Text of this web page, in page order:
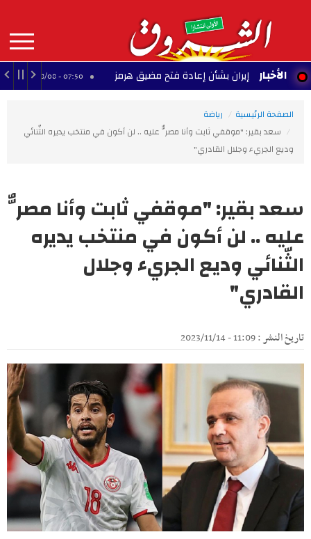
contenu
principal
MAIN
NAVIGATION الأخبار
مع إيران بشأن إعادة فتح مضيق هرمز 07:50 - 2026/08/08
الصفحة الرئيسية
رياضة
سعد بقير: "موقفي ثابت وأنا مصرٌّ عليه .. لن أكون في منتخب يديره الثّنائي
وديع الجريء وجلال القادري"
سعد بقير: "موقفي ثابت وأنا مصرٌّ
عليه .. لن أكون في منتخب يديره
الثّنائي وديع الجريء وجلال
القادري"
تاريخ النشر : 11:09 - 2023/11/14